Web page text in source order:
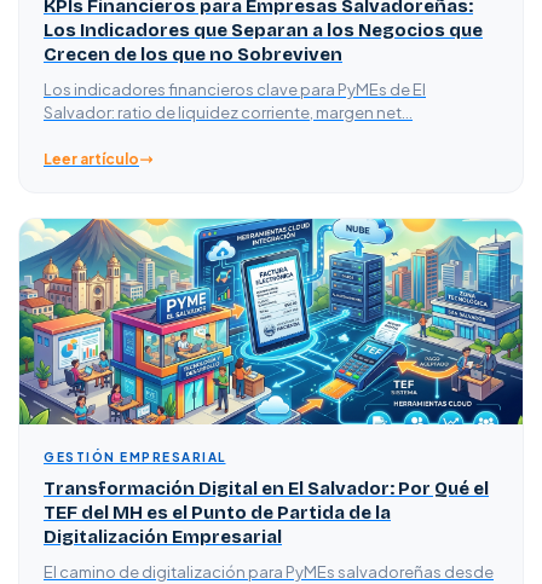
KPIs Financieros para Empresas Salvadoreñas:
Los Indicadores que Separan a los Negocios que
Crecen de los que no Sobreviven
Los indicadores financieros clave para PyMEs de El
Salvador: ratio de liquidez corriente, margen net…
Leer artículo
GESTIÓN EMPRESARIAL
Transformación Digital en El Salvador: Por Qué el
TEF del MH es el Punto de Partida de la
Digitalización Empresarial
El camino de digitalización para PyMEs salvadoreñas desde